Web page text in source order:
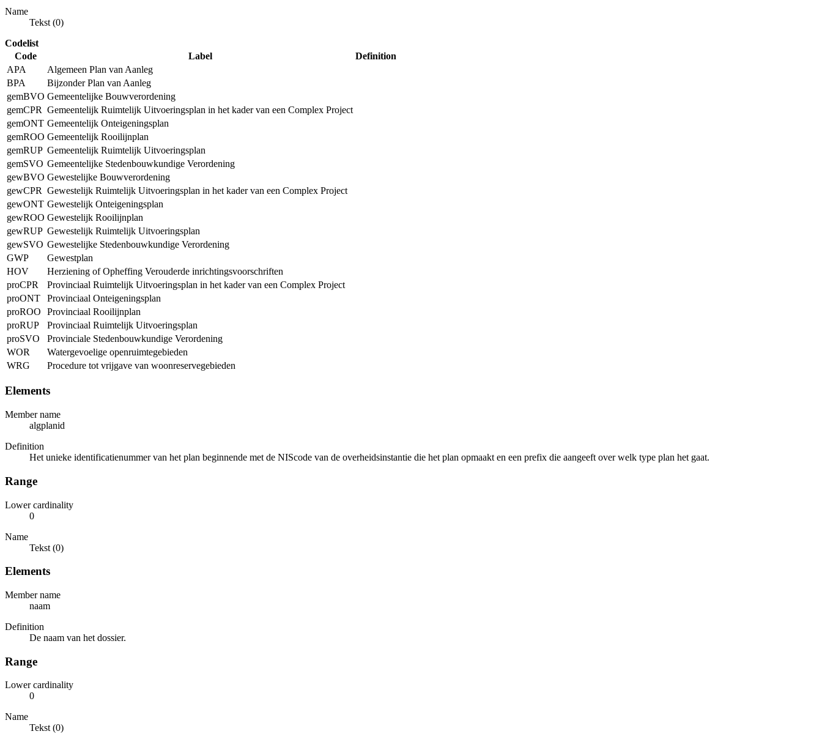
Name
Tekst (0)
Codelist
Code
Label
Definition
APA
Algemeen Plan van Aanleg
BPA
Bijzonder Plan van Aanleg
gemBVO Gemeentelijke Bouwverordening
gemCPR Gemeentelijk Ruimtelijk Uitvoeringsplan in het kader van een Complex Project
gemONT Gemeentelijk Onteigeningsplan
gemROO Gemeentelijk Rooilijnplan
gemRUP Gemeentelijk Ruimtelijk Uitvoeringsplan
gemSVO Gemeentelijke Stedenbouwkundige Verordening
gewBVO Gewestelijke Bouwverordening
gewCPR Gewestelijk Ruimtelijk Uitvoeringsplan in het kader van een Complex Project
gewONT Gewestelijk Onteigeningsplan
gewROO Gewestelijk Rooilijnplan
gewRUP Gewestelijk Ruimtelijk Uitvoeringsplan
gewSVO Gewestelijke Stedenbouwkundige Verordening
GWP
Gewestplan
HOV
Herziening of Opheffing Verouderde inrichtingsvoorschriften
proCPR
Provinciaal Ruimtelijk Uitvoeringsplan in het kader van een Complex Project
proONT
Provinciaal Onteigeningsplan
proROO
Provinciaal Rooilijnplan
proRUP
Provinciaal Ruimtelijk Uitvoeringsplan
proSVO
Provinciale Stedenbouwkundige Verordening
WOR
Watergevoelige openruimtegebieden
WRG
Procedure tot vrijgave van woonreservegebieden
Elements
Member name
algplanid
Definition
Het unieke identificatienummer van het plan beginnende met de NIScode van de overheidsinstantie die het plan opmaakt en een prefix die aangeeft over welk type plan het gaat.
Range
Lower cardinality
0
Name
Tekst (0)
Elements
Member name
naam
Definition
De naam van het dossier.
Range
Lower cardinality
0
Name
Tekst (0)